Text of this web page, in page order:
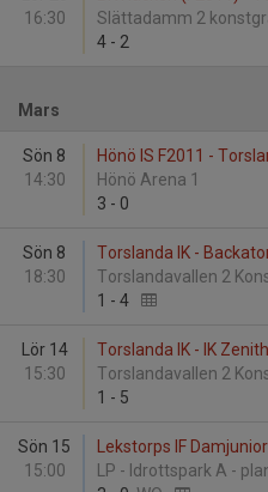
16:30
Slättadamm 2
4 - 2
Mars
Sön 8
14:30
Hönö IS F2011 -
Hönö Arena 1
3 - 0
Sön 8
18:30
Torslanda IK -
Torslandavallen 2
1 - 4
Lör 14
15:30
Torslanda IK - IK
Torslandavallen 2
1 - 5
Sön 15
15:00
Lekstorps IF
LP - Idrottspark A -